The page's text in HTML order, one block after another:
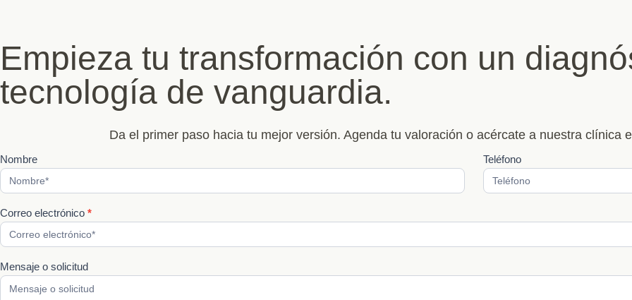
Empieza tu transformación con un
tecnología de vanguardia.
Da el primer paso hacia tu mejor versión. Agenda tu valoración o acércate a nuestra clínica
Formulario
de
contactanos
Nombre Teléfono
Correo electrónico *
Mensaje o solicitud